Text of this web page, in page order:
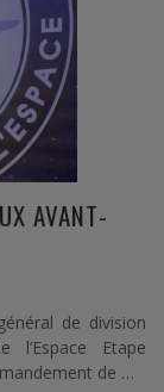
AVANT-
de division
l’Espace Etape
de …